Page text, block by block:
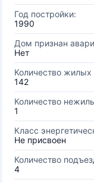
Год постройки:
1990
Дом признан
Нет
Количество
142
Количество
1
Класс
Не присвоен
Количество
4